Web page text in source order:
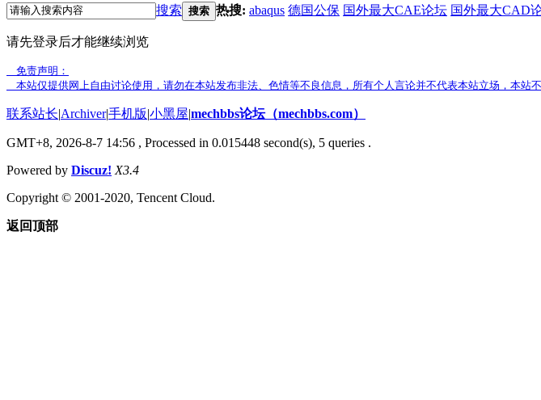
搜索 搜索 热搜: abaqus 德国公保 国外最大CAE论坛 国外最大CAD
请先登录后才能继续浏览
免责声明：
本站仅提供网上自由讨论使用，请勿在本站发布非法、色情等不良信息，所有个人言论并不代表本站立场，本站
联系站长|Archiver|手机版|小黑屋|mechbbs论坛（mechbbs.com）
GMT+8, 2026-8-7 14:56 , Processed in 0.015448 second(s), 5 queries .
Powered by Discuz! X3.4
Copyright © 2001-2020, Tencent Cloud.
返回顶部